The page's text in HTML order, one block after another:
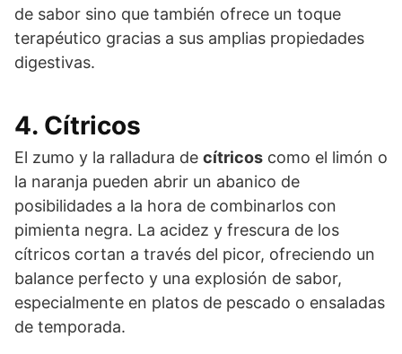
de sabor sino que también ofrece un toque
terapéutico gracias a sus amplias propiedades
digestivas.
4. Cítricos
El zumo y la ralladura de cítricos como el limón o
la naranja pueden abrir un abanico de
posibilidades a la hora de combinarlos con
pimienta negra. La acidez y frescura de los
cítricos cortan a través del picor, ofreciendo un
balance perfecto y una explosión de sabor,
especialmente en platos de pescado o ensaladas
de temporada.